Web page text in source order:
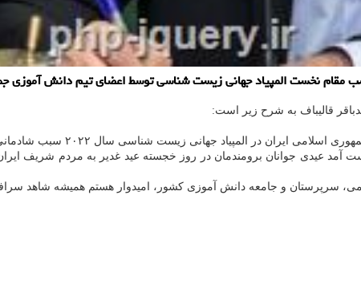
نخست المپیاد جهانی زیست شناسی توسط اعضای تیم دانش آموزی
قالیباف به شرح زیر است:
المپیاد جهانی زیست شناسی سال ۲۰۲۲ سبب شادمانی و مباهات گردید.
عیدی جوانان برومندمان در روز خجسته عید غدیر به مردم شریف
سرپرستان و جامعه دانش آموزی کشور، امیدوار هستم همیشه شاهد